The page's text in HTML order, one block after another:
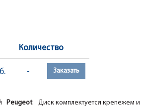
Количество
- Заказать
Peugeot. Диск комплектуется крепежем